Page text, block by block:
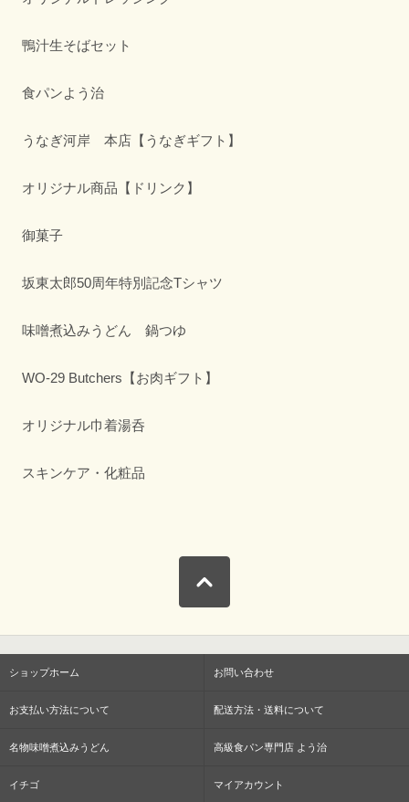
鴨汁生そばセット
食パンよう治
うなぎ河岸 本店【うなぎギフト】
オリジナル商品【ドリンク】
御菓子
坂東太郎50周年特別記念Tシャツ
味噌煮込みうどん 鍋つゆ
WO-29 Butchers【お肉ギフト】
オリジナル巾着湯呑
スキンケア・化粧品
ショップホーム お問い合わせ
お支払い方法について 配送方法・送料について
名物味噌煮込みうどん 高級食パン専門店 よう治
イチゴ マイアカウント